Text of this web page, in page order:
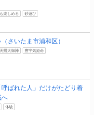
楽しめる 砂遊び
さいたま市浦和区）
天照大御神 豊宇気姫命
ばれた人」だけがたどり着
へ
体験